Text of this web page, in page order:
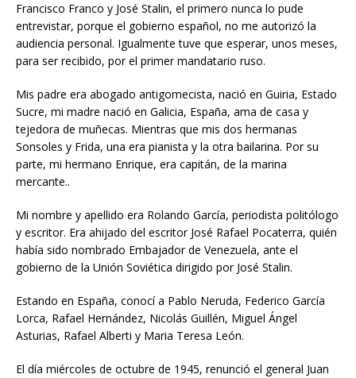
Francisco Franco y José Stalin, el primero nunca lo pude
entrevistar, porque el gobierno español, no me autorizó la
audiencia personal. Igualmente tuve que esperar, unos meses,
para ser recibido, por el primer mandatario ruso.
Mis padre era abogado antigomecista, nació en Guiria, Estado
Sucre, mi madre nació en Galicia, España, ama de casa y
tejedora de muñecas. Mientras que mis dos hermanas
Sonsoles y Frida, una era pianista y la otra bailarina. Por su
parte, mi hermano Enrique, era capitán, de la marina
mercante..
Mi nombre y apellido era Rolando García, periodista politólogo
y escritor. Era ahijado del escritor José Rafael Pocaterra, quién
había sido nombrado Embajador de Venezuela, ante el
gobierno de la Unión Soviética dirigido por José Stalin.
Estando en España, conocí a Pablo Neruda, Federico García
Lorca, Rafael Hernández, Nicolás Guillén, Miguel Ángel
Asturias, Rafael Alberti y Maria Teresa León.
El día miércoles de octubre de 1945, renunció el general Juan